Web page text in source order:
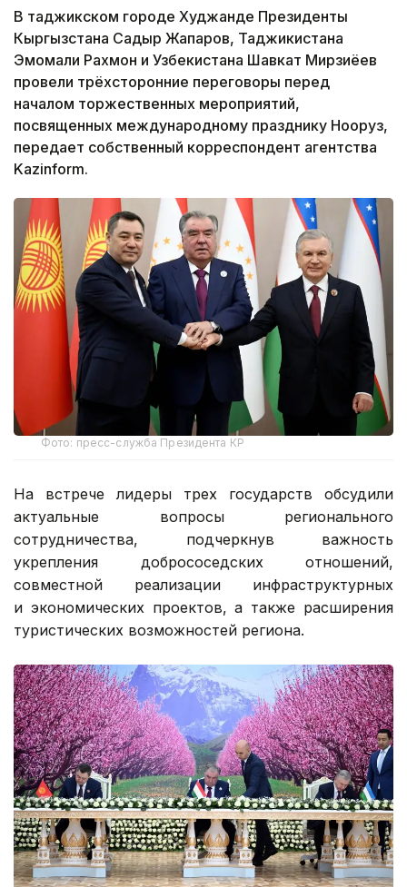
В таджикском городе Худжанде Президенты
Кыргызстана Садыр Жапаров, Таджикистана
Эмомали Рахмон и Узбекистана Шавкат Мирзиёев
провели трёхсторонние переговоры перед
началом торжественных мероприятий,
посвященных международному празднику Нооруз,
передает собственный корреспондент агентства
Kazinform.
Фото: пресс-служба Президента КР
На встрече лидеры трех государств обсудили
актуальные вопросы регионального
сотрудничества, подчеркнув важность
укрепления добрососедских отношений,
совместной реализации инфраструктурных
и экономических проектов, а также расширения
туристических возможностей региона.